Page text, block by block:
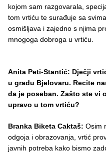
kojom sam razgovarala,
tom vrtiću te surađuje sa
osmišljava i zajedno s njima
mnogoga dobroga u vrtiću.
Anita Peti-Stantić: Dječji
u gradu Bjelovaru. Recite
da je poseban. Zašto ste vi
upravo u tom vrtiću?
Branka Biketa Caktaš: Osim
odgoja i obrazovanja, vrtić
javnih potreba kako bismo